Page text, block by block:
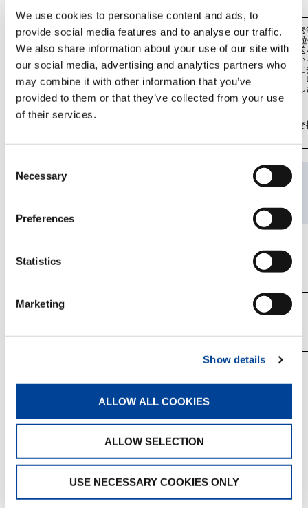
We use cookies to personalise content and ads, to
provide social media features and to analyse our traffic.
We also share information about your use of our site with
our social media, advertising and analytics partners who
may combine it with other information that you’ve
provided to them or that they’ve collected from your use
of their services.
Selection
Necessary
Preferences
Statistics
Marketing
Show details
ALLOW ALL COOKIES
ALLOW SELECTION
USE NECESSARY COOKIES ONLY
不具合の状況
クレーン用台車の一酸化炭
防止装置において、DPF（
質除去フィルタ）に軽油を送
スの耐オゾン性が不足して
のため、当該ホースが早期に
て亀裂が生じ、燃料が漏れ
の燃料供給ができず、堆積
全車両、ホースを対策品に
型式
FAUN
リコール対象車の車台番号の範囲には、対象となら
ない車両も含まれている場合があります。
改善箇所説明図
リコール・改善対策情報